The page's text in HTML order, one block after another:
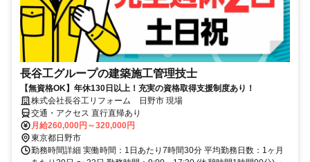
長谷工グループの建築施工管理技士
【無資格OK】年休130日以上！充実の資格取得支援制度あり！
株式会社長谷工リフォーム 日野市 現場
交通・アクセス 直行直帰あり
月給260,000円～320,000円
東京都日野市
勤務時間詳細 実働時間：1日あたり7時間30分 平均勤務日数：1ヶ月